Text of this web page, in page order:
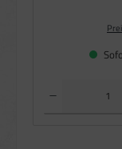
Produkt Anzahl: Gib